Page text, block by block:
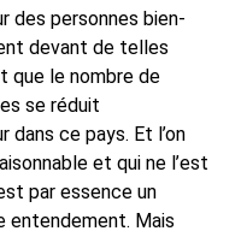
des personnes bien-
devant de telles
que le nombre de
se réduit
dans ce pays. Et l’on
et qui ne l’est
par essence un
entendement. Mais